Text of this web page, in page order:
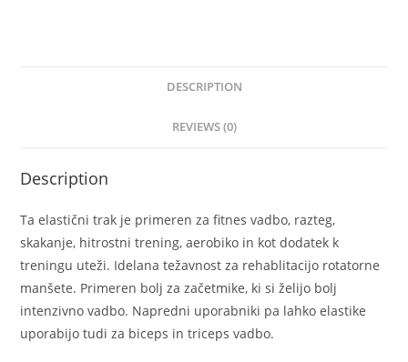
DESCRIPTION
REVIEWS (0)
Description
Ta elastični trak je primeren za fitnes vadbo, razteg,
skakanje, hitrostni trening, aerobiko in kot dodatek k
treningu uteži. Idelana težavnost za rehablitacijo rotatorne
manšete. Primeren bolj za začetmike, ki si želijo bolj
intenzivno vadbo. Napredni uporabniki pa lahko elastike
uporabijo tudi za biceps in triceps vadbo.